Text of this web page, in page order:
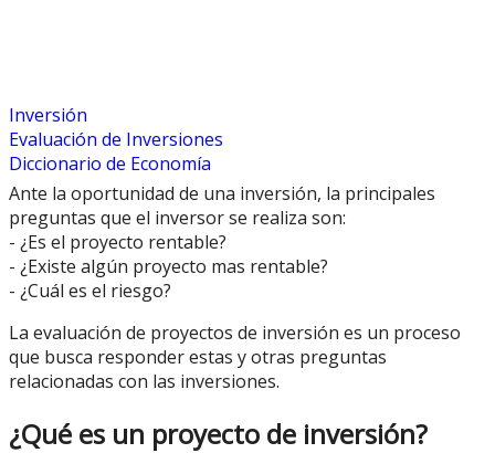
Inversión
Evaluación de Inversiones
Diccionario de Economía
Ante la oportunidad de una inversión, la principales
preguntas que el inversor se realiza son:
- ¿Es el proyecto rentable?
- ¿Existe algún proyecto mas rentable?
- ¿Cuál es el riesgo?
La evaluación de proyectos de inversión es un proceso
que busca responder estas y otras preguntas
relacionadas con las inversiones.
¿Qué es un proyecto de inversión?